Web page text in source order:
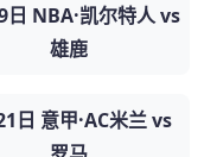
日 NBA·凯尔特人 vs
雄鹿
日 意甲·AC米兰 vs